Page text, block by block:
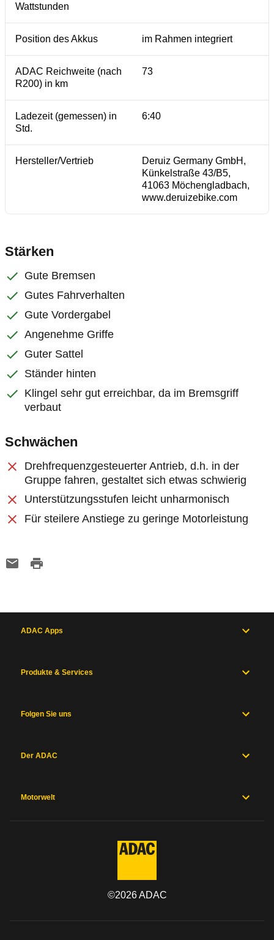
Wattstunden
Position des Akkus im Rahmen integriert
ADAC Reichweite (nach
R200) in km
73
Ladezeit (gemessen) in
Std.
6:40
Hersteller/Vertrieb
Deruiz Germany GmbH,
Künkelstraße 43/B5,
41063 Möchengladbach,
www.deruizebike.com
Stärken
Gute Bremsen
Gutes Fahrverhalten
Gute Vordergabel
Angenehme Griffe
Guter Sattel
Ständer hinten
Klingel sehr gut erreichbar, da im Bremsgriff
verbaut
Schwächen
Drehfrequenzgesteuerter Antrieb, d.h. in der
Gruppe fahren, gestaltet sich etwas schwierig
Unterstützungsstufen leicht unharmonisch
Für steilere Anstiege zu geringe Motorleistung
ADAC Apps
Produkte & Services
Folgen Sie uns
Der ADAC
Motorwelt
©2026ADAC